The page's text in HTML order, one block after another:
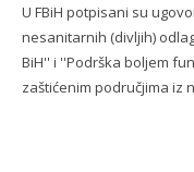
U FBiH potpisani su
nesanitarnih (divljih)
BiH'' i ''Podrška boljem
zaštićenim područjima iz